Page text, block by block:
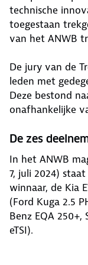
technische
toegestaan
van het ANWB
De jury van de
leden met
Deze bestond
onafhankelijke
De zes
In het ANWB
7, juli 2024)
winnaar, de Kia
(Ford Kuga 2.5
Benz EQA 250+,
eTSI).